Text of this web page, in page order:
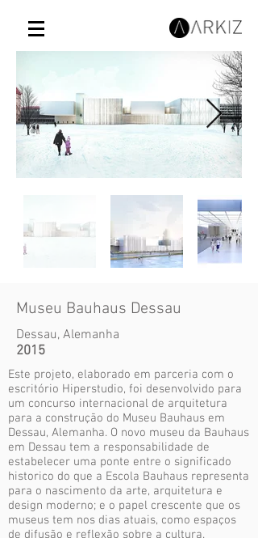
Museu Bauhaus Dessau
Dessau, Alemanha
2015
Este projeto, elaborado em parceria com o
escritório Hiperstudio, foi desenvolvido para
um concurso internacional de arquitetura
para a construção do Museu Bauhaus em
Dessau, Alemanha. O novo museu da Bauhaus
em Dessau tem a responsabilidade de
estabelecer uma ponte entre o significado
historico do que a Escola Bauhaus representa
para o nascimento da arte, arquitetura e
design moderno; e o papel crescente que os
museus tem nos dias atuais, como espaços
de difusão e reflexão sobre a cultura.